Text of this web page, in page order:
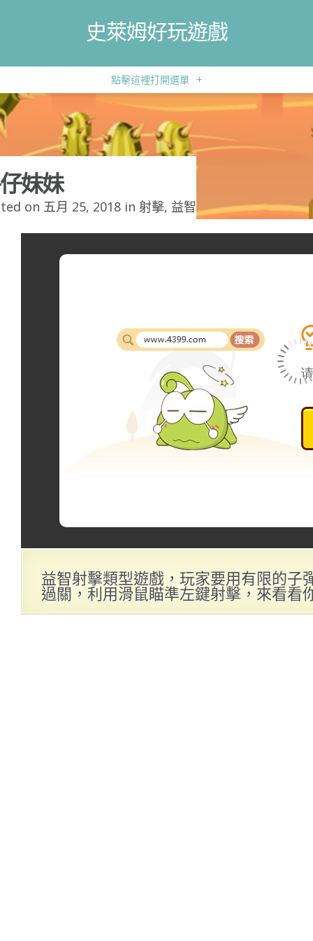
史萊姆好玩遊戲
點擊這裡打開選單 +
妹妹
on 五月 25, 2018 in 射擊, 益智
益智射擊類型遊戲，玩家要用有限的子
過關，利用滑鼠瞄準左鍵射擊，來看看